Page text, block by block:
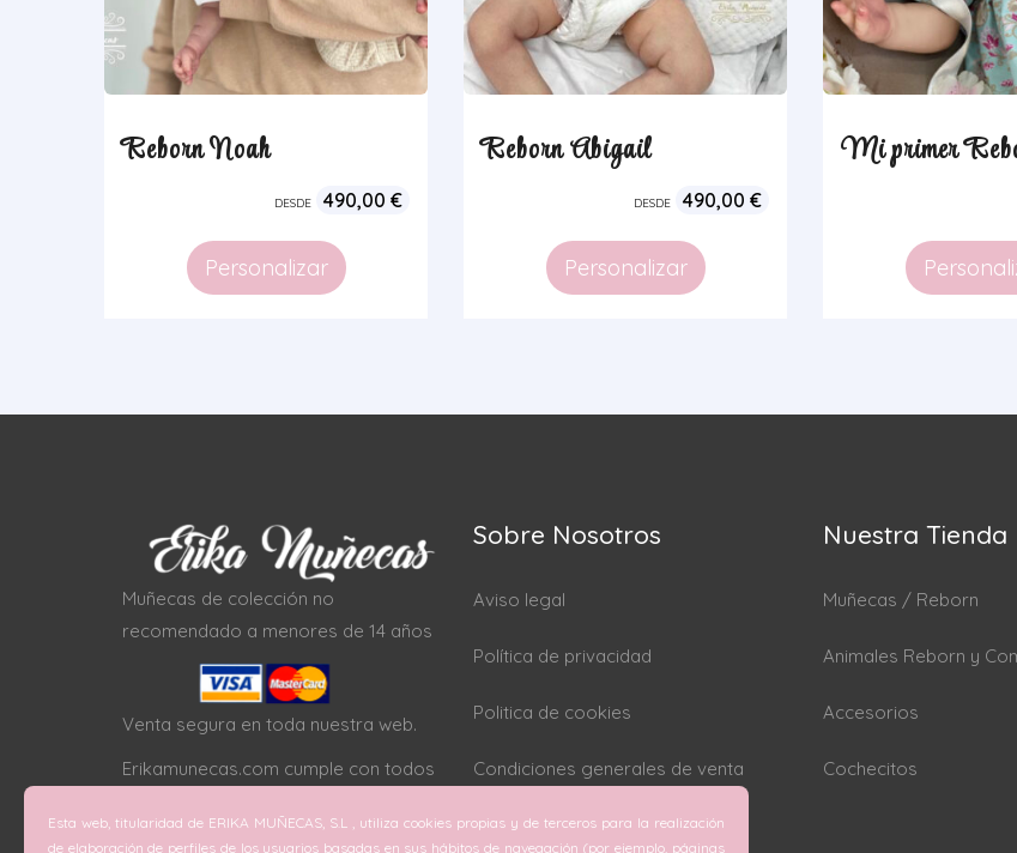
Reborn Noah
DESDE 490,00 €
Personalizar
Reborn Abigail
DESDE 490,00 €
Personalizar
Mi primer
Muñecas de colección no
recomendado a menores de 14 años
Venta segura en toda nuestra web.
Erikamunecas.com cumple con todos
Sobre Nosotros
Aviso legal
Política de privacidad
Politica de cookies
Condiciones generales de venta
Configurar cookies
Nuestra Tienda
Muñecas / Reborn
Animales Reborn y
Accesorios
Cochecitos
Esta web, titularidad de ERIKA MUÑECAS, S.L , utiliza cookies propias y de terceros para la realización
de elaboración de perfiles de los usuarios basadas en sus hábitos de navegación (por ejemplo, páginas